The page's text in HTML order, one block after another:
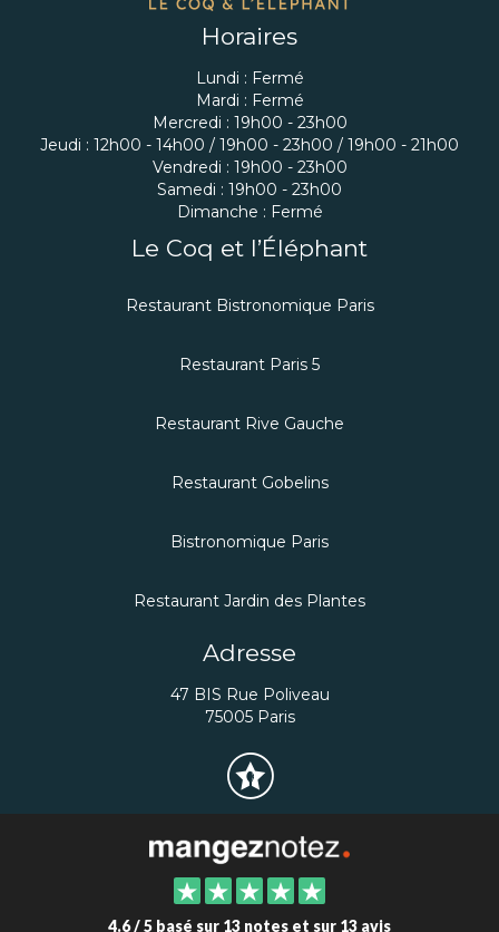
Horaires
Lundi : Fermé
Mardi : Fermé
Mercredi : 19h00 - 23h00
Jeudi : 12h00 - 14h00 / 19h00 - 23h00 / 19h00 - 21h00
Vendredi : 19h00 - 23h00
Samedi : 19h00 - 23h00
Dimanche : Fermé
Le Coq et l’Éléphant
Restaurant Bistronomique Paris
Restaurant Paris 5
Restaurant Rive Gauche
Restaurant Gobelins
Bistronomique Paris
Restaurant Jardin des Plantes
Adresse
47 BIS Rue Poliveau
75005 Paris
4.6 / 5 basé sur 13 notes et sur 13 avis